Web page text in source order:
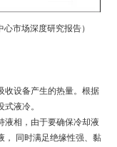
市场深度研究报告）
收设备产生的热量。根据
液冷。
液相，由于要确保冷却液
， 同时满足绝缘性强、黏